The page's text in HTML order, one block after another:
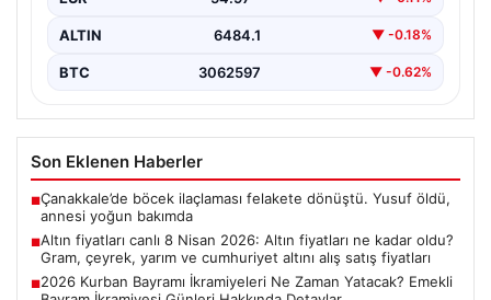
ALTIN 6484.1 ▼ -0.18%
BTC 3062597 ▼ -0.62%
Son Eklenen Haberler
■Çanakkale’de böcek ilaçlaması felakete dönüştü. Yusuf öldü,
annesi yoğun bakımda
■Altın fiyatları canlı 8 Nisan 2026: Altın fiyatları ne kadar oldu?
Gram, çeyrek, yarım ve cumhuriyet altını alış satış fiyatları
■2026 Kurban Bayramı İkramiyeleri Ne Zaman Yatacak? Emekli